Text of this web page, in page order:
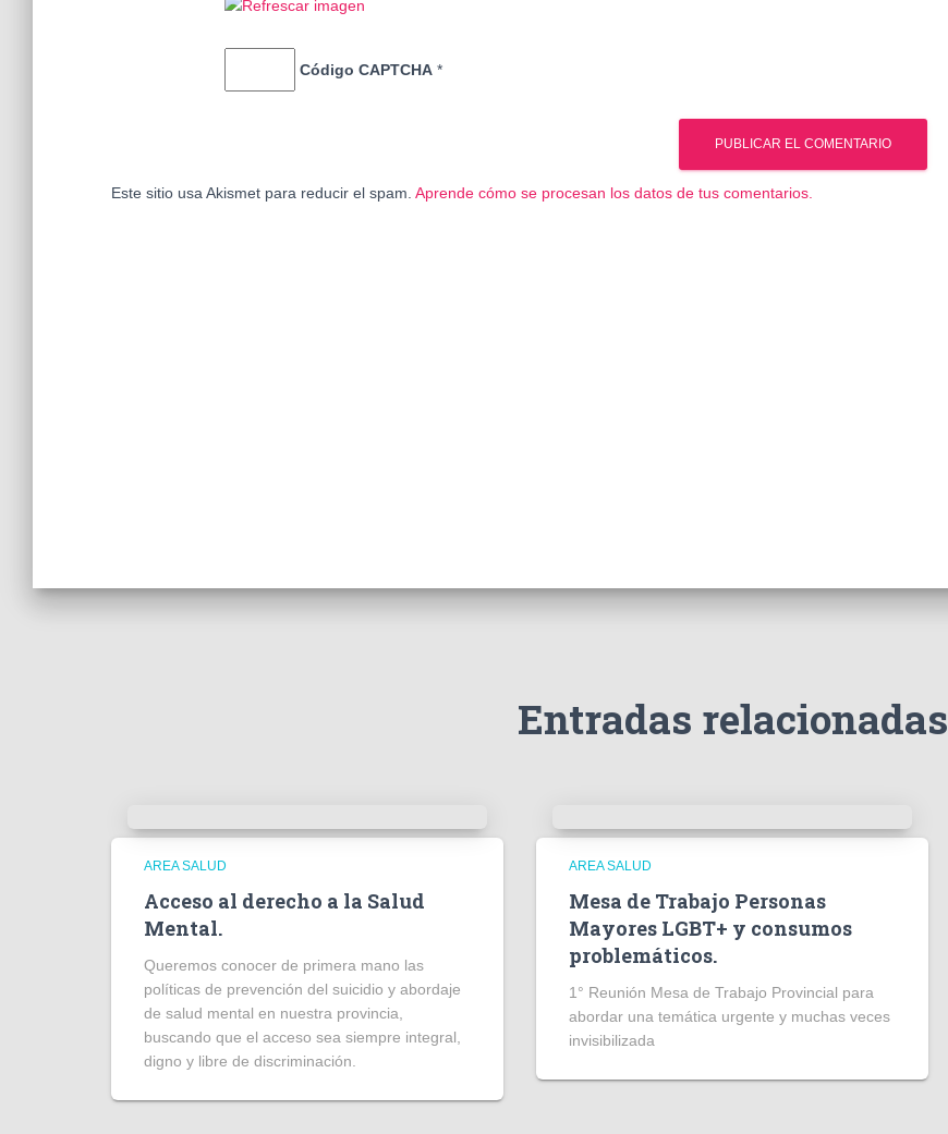
Código CAPTCHA *
Este sitio usa Akismet para reducir el spam. Aprende cómo se procesan los datos de tus comentarios.
Entradas relacionadas
AREA SALUD
Acceso al derecho a la Salud
Mental.
Queremos conocer de primera mano las
políticas de prevención del suicidio y abordaje
de salud mental en nuestra provincia,
buscando que el acceso sea siempre integral,
digno y libre de discriminación.
AREA SALUD
Mesa de Trabajo Personas
Mayores LGBT+ y consumos
problemáticos.
1° Reunión Mesa de Trabajo Provincial para
abordar una temática urgente y muchas veces
invisibilizada